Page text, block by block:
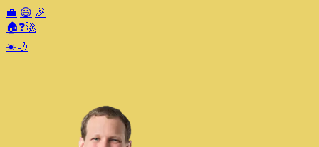
💼 😃 🎉
🏠❓🚀
☀️🌙